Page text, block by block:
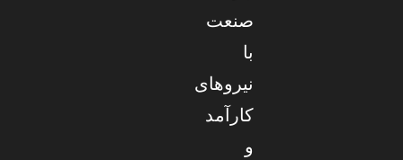
صنعت
با
نیروهای
کارآمد
و